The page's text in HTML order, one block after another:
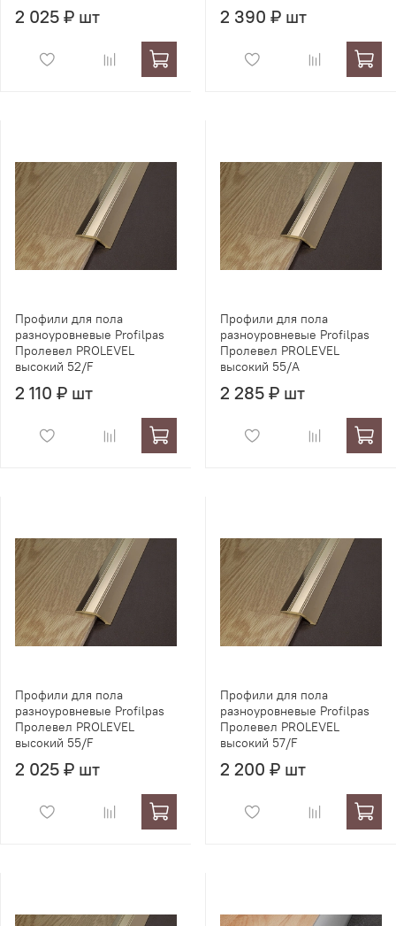
2 025 ₽ шт 2 390 ₽ шт
Профили для пола
разноуровневые Profilpas
Пролевел PROLEVEL
высокий 52/F
2 110 ₽ шт
Профили для пола
разноуровневые Profilpas
Пролевел PROLEVEL
высокий 55/A
2 285 ₽ шт
Профили для пола
разноуровневые Profilpas
Пролевел PROLEVEL
высокий 55/F
2 025 ₽ шт
Профили для пола
разноуровневые Profilpas
Пролевел PROLEVEL
высокий 57/F
2 200 ₽ шт